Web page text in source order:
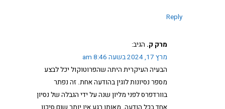
Reply
מרק ק. הגיב:
מרץ 17, 2024 בשעה 8:46 am
הבעיה העיקרית היתה שהפרוטוקול יכל לבצע
מספר נסיונות לוגין בהודעה אחת. זה נפתר
בוורדפרס לפני מליון שנה על ידי הגבלה של נסיון